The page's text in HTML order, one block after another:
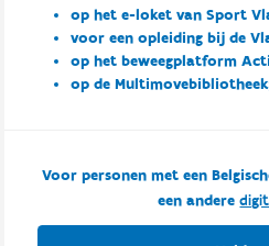
op het e-loket van Sport
voor een opleiding bij de
op het beweegplatform
op de
Voor personen met een
een andere